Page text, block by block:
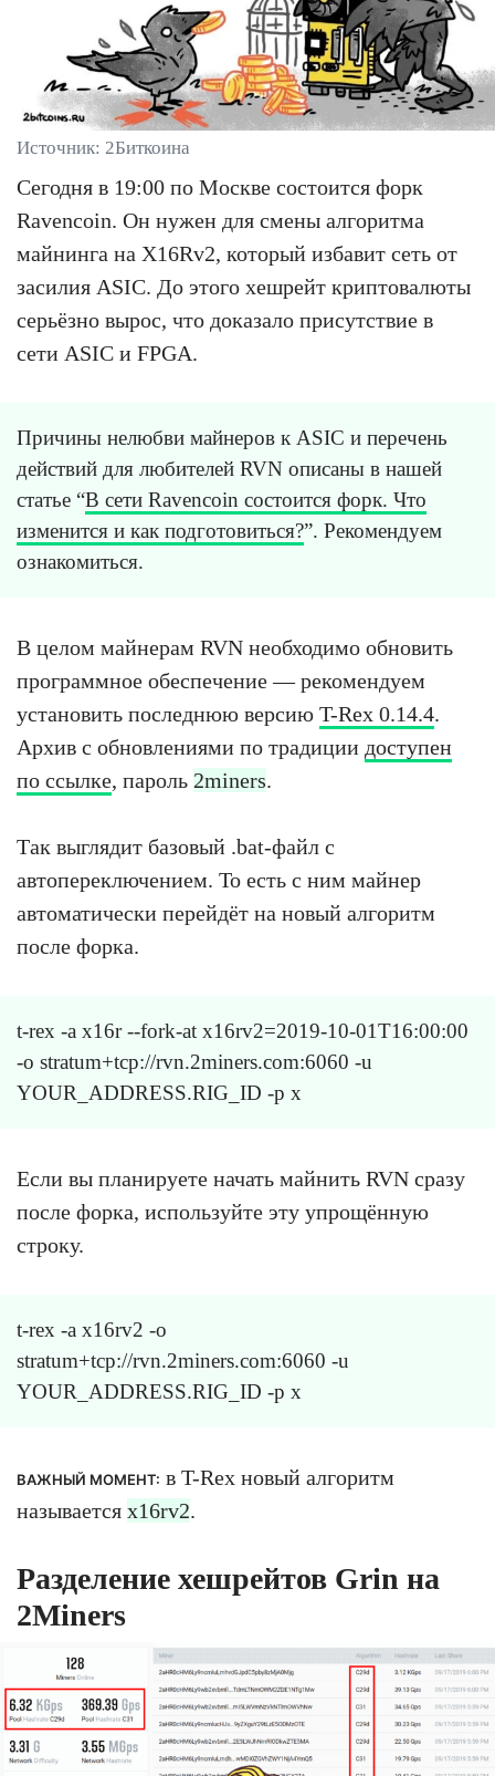
Источник: 2Биткоина
Сегодня в 19:00 по Москве состоится форк
Ravencoin. Он нужен для смены алгоритма
майнинга на X16Rv2, который избавит сеть от
засилия ASIC. До этого хешрейт криптовалюты
серьёзно вырос, что доказало присутствие в
сети ASIC и FPGA.
Причины нелюбви майнеров к ASIC и перечень
действий для любителей RVN описаны в нашей
статье “В сети Ravencoin состоится форк. Что
изменится и как подготовиться?”. Рекомендуем
ознакомиться.
В целом майнерам RVN необходимо обновить
программное обеспечение — рекомендуем
установить последнюю версию T-Rex 0.14.4.
Архив с обновлениями по традиции доступен
по ссылке, пароль 2miners.
Так выглядит базовый .bat-файл с
автопереключением. То есть с ним майнер
автоматически перейдёт на новый алгоритм
после форка.
t-rex -a x16r --fork-at x16rv2=2019-10-01T16:00:00
-o stratum+tcp://rvn.2miners.com:6060 -u
YOUR_ADDRESS.RIG_ID -p x
Если вы планируете начать майнить RVN сразу
после форка, используйте эту упрощённую
строку.
t-rex -a x16rv2 -o
stratum+tcp://rvn.2miners.com:6060 -u
YOUR_ADDRESS.RIG_ID -p x
ВАЖНЫЙ МОМЕНТ: в T-Rex новый алгоритм
называется x16rv2.
Разделение хешрейтов Grin на
2Miners